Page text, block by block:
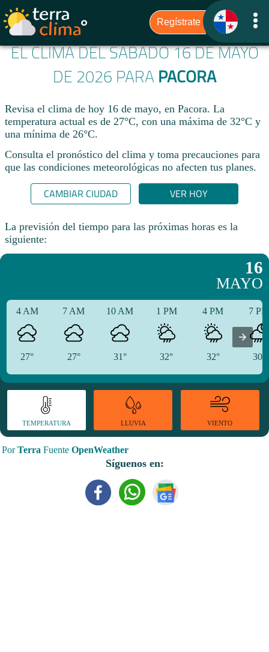
EL CLIMA DEL SÁBADO 16 DE MAYO
DE 2026 PARA PACORA
Revisa el clima de hoy 16 de mayo, en Pacora. La
temperatura actual es de 27°C, con una máxima de 32°C y
una mínima de 26°C.​
Consulta el pronóstico del clima y toma precauciones para
que las condiciones meteorológicas no afecten tus planes.​
CAMBIAR CIUDAD VER HOY
La previsión del tiempo para las próximas horas es la
siguiente:
16
MAYO
4 AM
27°
7 AM
27°
10 AM
31°
1 PM
32°
4 PM
32°
7
30°
TEMPERATURA LLUVIA VIENTO
PorTerra Fuente OpenWeather
Síguenos en: